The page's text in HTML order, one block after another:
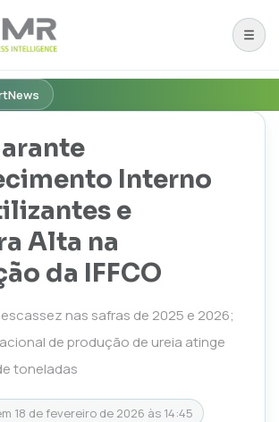
Interno
e
Alta na
da IFFCO
nas safras de 2025 e 2026;
de produção de ureia atinge
toneladas
18 de fevereiro de 2026 às 14:45